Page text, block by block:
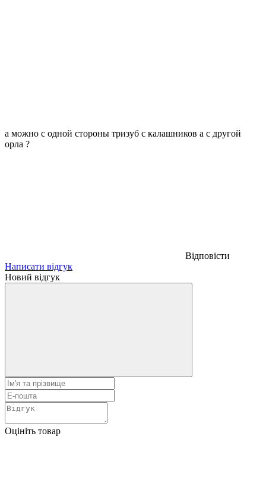
а можно с одной стороны тризуб с калашников а с другой
орла ?
Відповісти
Написати відгук
Новий відгук
Оцініть товар